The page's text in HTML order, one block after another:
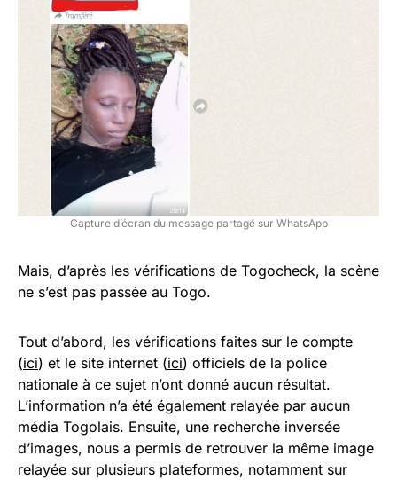
Capture d’écran du message partagé sur WhatsApp
Mais, d’après les vérifications de Togocheck, la scène
ne s’est pas passée au Togo.
Tout d’abord, les vérifications faites sur le compte
(ici) et le site internet (ici) officiels de la police
nationale à ce sujet n’ont donné aucun résultat.
L’information n’a été également relayée par aucun
média Togolais. Ensuite, une recherche inversée
d’images, nous a permis de retrouver la même image
relayée sur plusieurs plateformes, notamment sur